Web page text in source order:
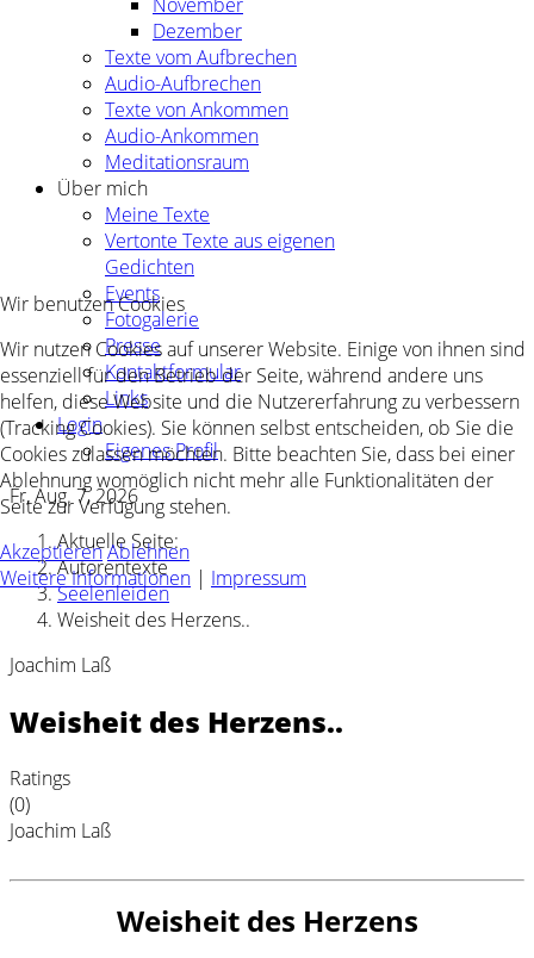
November
Dezember
Texte vom Aufbrechen
Audio-Aufbrechen
Texte von Ankommen
Audio-Ankommen
Meditationsraum
Über mich
Meine Texte
Vertonte Texte aus eigenen
Gedichten
Events
Fotogalerie
Presse
Kontaktformular
Links
Login
Eigenes Profil
Fr, Aug. 7, 2026
Aktuelle Seite:
Autorentexte
Seelenleiden
Weisheit des Herzens..
Joachim Laß
Weisheit des Herzens..
Ratings
(0)
Joachim Laß
Weisheit des Herzens
Wir benutzen Cookies
Wir nutzen Cookies auf unserer Website. Einige von ihnen sind
essenziell für den Betrieb der Seite, während andere uns
helfen, diese Website und die Nutzererfahrung zu verbessern
(Tracking Cookies). Sie können selbst entscheiden, ob Sie die
Cookies zulassen möchten. Bitte beachten Sie, dass bei einer
Ablehnung womöglich nicht mehr alle Funktionalitäten der
Seite zur Verfügung stehen.
AkzeptierenAblehnen
Weitere Informationen | Impressum